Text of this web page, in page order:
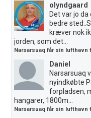
olyndgaard
Det var jo
bedre
kræver nok
jorden, som det...
Narsarsuaq får sin lufthavn
Daniel
Narsarsuaq
nyindkøbte
forpladsen,
hangarer, 1800m...
Narsarsuaq får sin lufthavn